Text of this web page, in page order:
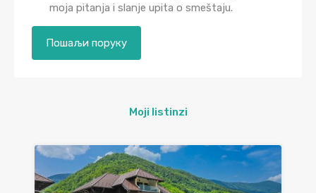
moja pitanja i slanje upita o smeštaju.
Moji listinzi